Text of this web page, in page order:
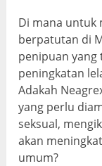
Di mana untuk
berpatutan di
penipuan yang
peningkatan
Adakah
yang perlu
seksual,
akan
umum?